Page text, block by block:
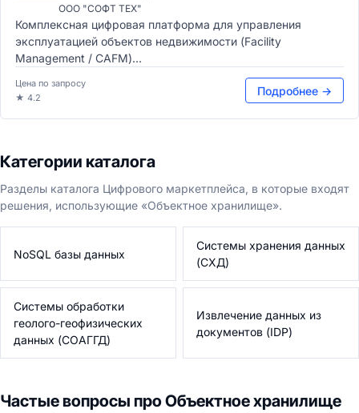
ООО "СОФТ ТЕХ"
Комплексная цифровая платформа для управления
эксплуатацией объектов недвижимости (Facility
Management / CAFM)...
Цена по запросу
★ 4.2
Подробнее →
Категории каталога
Разделы каталога Цифрового маркетплейса, в которые входят
решения, использующие «Объектное хранилище».
NoSQL базы данных
Системы хранения данных
(СХД)
Системы обработки
геолого-геофизических
данных (СОАГГД)
Извлечение данных из
документов (IDP)
Частые вопросы про Объектное хранилище